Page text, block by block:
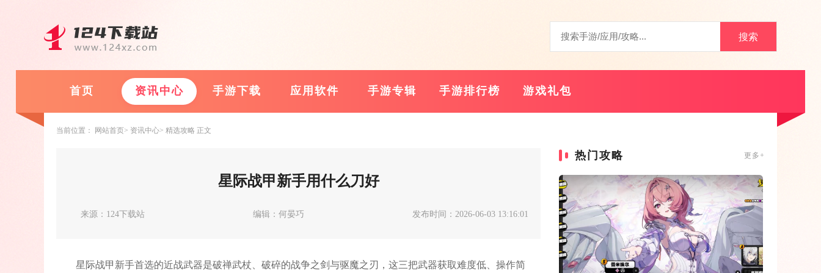
搜索
首页 资讯中心 手游下载 应用软件 手游专辑 手游排行榜 游戏礼包
当前位置： 网站首页 资讯中心 精选攻略 正文
星际战甲新手用什么刀好
来源：124下载站 编辑：何晏巧 发布时间：2026-06-03 13:16:01
星际战甲新手首选的近战武器是破禅武杖、破碎的战争之剑与驱魔之刃，这三把武器获取难度低、操作简
热门攻略 更多+